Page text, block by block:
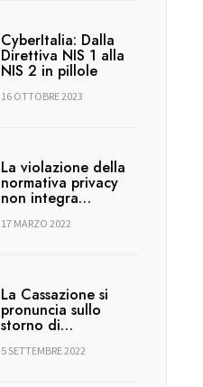
CyberItalia: Dalla
Direttiva NIS 1 alla
NIS 2 in pillole
16 OTTOBRE 2023
La violazione della
normativa privacy
non integra…
17 MARZO 2022
La Cassazione si
pronuncia sullo
storno di…
5 SETTEMBRE 2022